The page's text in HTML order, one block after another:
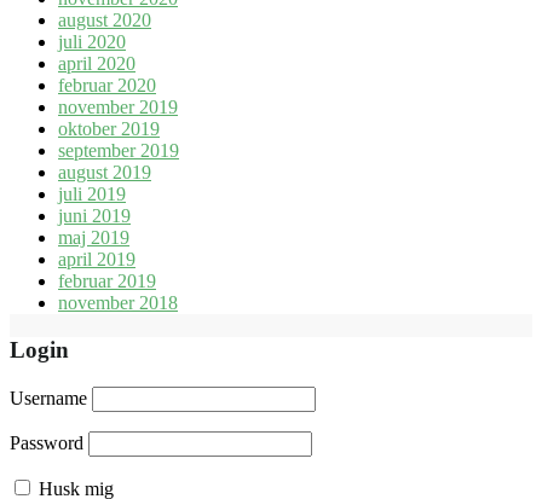
august 2020
juli 2020
april 2020
februar 2020
november 2019
oktober 2019
september 2019
august 2019
juli 2019
juni 2019
maj 2019
april 2019
februar 2019
november 2018
Login
Username
Password
Husk mig